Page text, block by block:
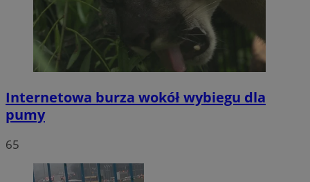
Internetowa burza wokół wybiegu dla
pumy
65